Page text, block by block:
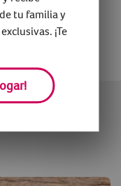
tu familia y
¡Te